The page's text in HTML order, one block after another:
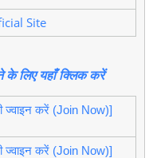
Site
के लिए यहाँ क्लिक करें
ज्वाइन करें (Join Now)]
ज्वाइन करें (Join Now)]